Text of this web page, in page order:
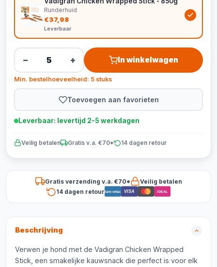
Runderhuid
€37,98
Leverbaar
− + In winkelwagen
Min. bestelhoeveelheid: 5 stuks
Toevoegen aan favorieten
Leverbaar: levertijd 2-5 werkdagen
Veilig betalen Gratis v.a. €70* 14 dagen retour
Gratis verzending v.a. €70*
Veilig betalen
14 dagen retourBancontact VISA iDEAL
Beschrijving
Verwen je hond met de Vadigran Chicken Wrapped
Stick, een smakelijke kauwsnack die perfect is voor elk